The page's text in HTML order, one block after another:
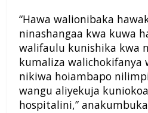
“Hawa walionibaka
ninashangaa kwa kuwa
walifaulu kunishika kwa
kumaliza walichokifanya
nikiwa hoiambapo
wangu aliyekuja
hospitalini,” anakumbuka